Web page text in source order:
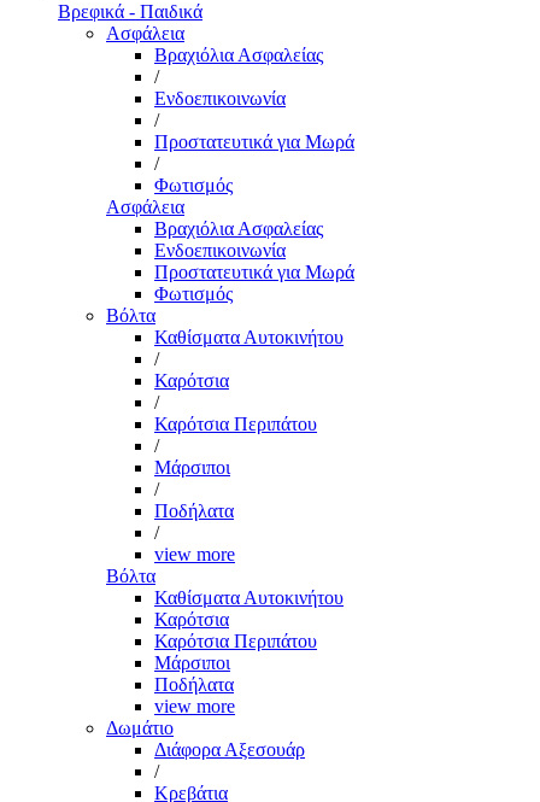
Βρεφικά - Παιδικά
Ασφάλεια
Βραχιόλια Ασφαλείας
/
Ενδοεπικοινωνία
/
Προστατευτικά για Μωρά
/
Φωτισμός
Ασφάλεια
Βραχιόλια Ασφαλείας
Ενδοεπικοινωνία
Προστατευτικά για Μωρά
Φωτισμός
Βόλτα
Καθίσματα Αυτοκινήτου
/
Καρότσια
/
Καρότσια Περιπάτου
/
Μάρσιποι
/
Ποδήλατα
/
view more
Βόλτα
Καθίσματα Αυτοκινήτου
Καρότσια
Καρότσια Περιπάτου
Μάρσιποι
Ποδήλατα
view more
Δωμάτιο
Διάφορα Αξεσουάρ
/
Κρεβάτια